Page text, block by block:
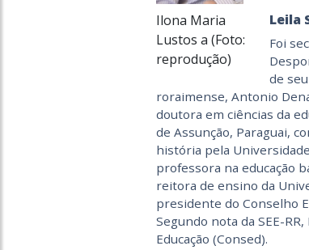
Ilona Maria
Lustos a (Foto:
reprodução)
Leila
Foi
de
roraimense, Antonio
doutora em ciências da
de Assunção, Paraguai,
história pela
professora na educação
reitora de ensino da
presidente do Conselho
Segundo nota da SEE-
Educação (Consed).